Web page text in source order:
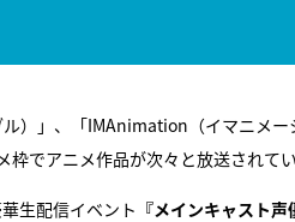
ル）」、「IMAnimation（イマニメ
でアニメ作品が次々と放送されてい
生配信イベント 『メインキャスト